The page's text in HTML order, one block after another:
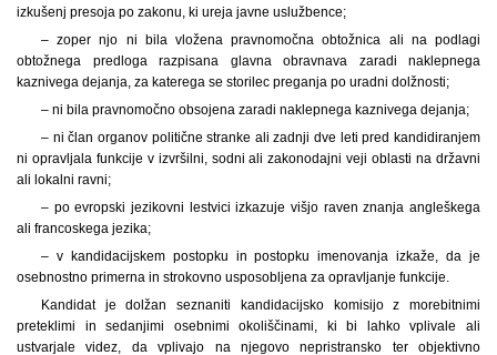
izkušenj presoja po zakonu, ki ureja javne uslužbence;
– zoper njo ni bila vložena pravnomočna obtožnica ali na podlagi
obtožnega predloga razpisana glavna obravnava zaradi naklepnega
kaznivega dejanja, za katerega se storilec preganja po uradni dolžnosti;
– ni bila pravnomočno obsojena zaradi naklepnega kaznivega dejanja;
– ni član organov politične stranke ali zadnji dve leti pred kandidiranjem
ni opravljala funkcije v izvršilni, sodni ali zakonodajni veji oblasti na državni
ali lokalni ravni;
– po evropski jezikovni lestvici izkazuje višjo raven znanja angleškega
ali francoskega jezika;
– v kandidacijskem postopku in postopku imenovanja izkaže, da je
osebnostno primerna in strokovno usposobljena za opravljanje funkcije.
Kandidat je dolžan seznaniti kandidacijsko komisijo z morebitnimi
preteklimi in sedanjimi osebnimi okoliščinami, ki bi lahko vplivale ali
ustvarjale videz, da vplivajo na njegovo nepristransko ter objektivno